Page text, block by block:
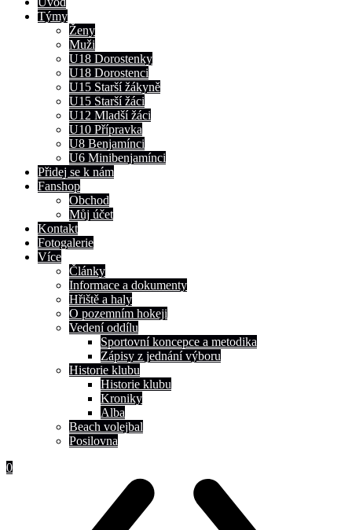
Týmy
Ženy
Muži
U18 Dorostenky
U18 Dorostenci
U15 Starší žákyně
U15 Starší žáci
U12 Mladší žáci
U10 Přípravka
U8 Benjamínci
U6 Minibenjamínci
Přidej se k nám
Fanshop
Obchod
Můj účet
Kontakt
Fotogalerie
Více
Články
Informace a dokumenty
Hřiště a haly
O pozemním hokeji
Vedení oddílu
Sportovní koncepce a metodika
Zápisy z jednání výboru
Historie klubu
Historie klubu
Kroniky
Alba
Beach volejbal
Posilovna
0